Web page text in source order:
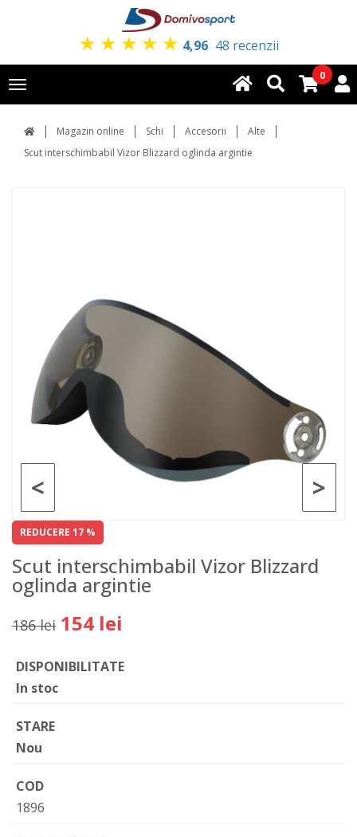
★ ★ ★ ★ ★ 4,96 48 recenzii
Toggle
navigation
0
Magazin online Schi Accesorii
Alte
Scut interschimbabil Vizor Blizzard oglinda argintie
>
<
REDUCERE 17 %
Scut interschimbabil Vizor Blizzard
oglinda argintie
186 lei 154 lei
DISPONIBILITATE
In stoc
STARE
Nou
COD
1896